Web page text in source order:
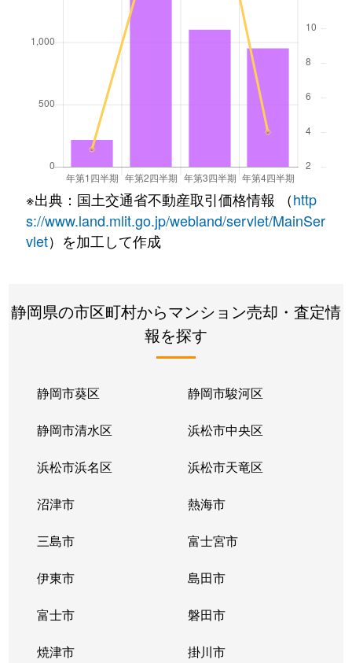
※出典：国土交通省不動産取引価格情報 （http
s://www.land.mlit.go.jp/webland/servlet/MainSer
vlet）を加工して作成
静岡県の市区町村からマンション売却・査定情
報を探す
静岡市葵区 静岡市駿河区
静岡市清水区 浜松市中央区
浜松市浜名区 浜松市天竜区
沼津市 熱海市
三島市 富士宮市
伊東市 島田市
富士市 磐田市
焼津市 掛川市